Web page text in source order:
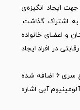
ایجاد انگیزه‌ی
اشتراک گذاشت.
و اعضای خانواده
در افراد ایجاد
طراحی و رنگ‌بندی‌های جدیدی به اپل واچ سری ۶ اضافه شده
آبی اشاره